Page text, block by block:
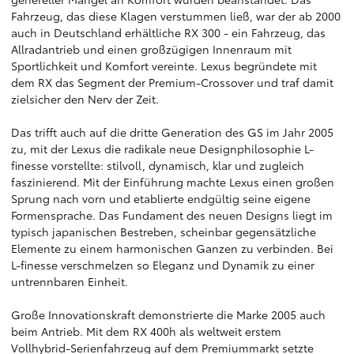
Fahrzeug, das diese Klagen verstummen ließ, war der ab 2000
auch in Deutschland erhältliche RX 300 - ein Fahrzeug, das
Allradantrieb und einen großzügigen Innenraum mit
Sportlichkeit und Komfort vereinte. Lexus begründete mit
dem RX das Segment der Premium-Crossover und traf damit
zielsicher den Nerv der Zeit.
Das trifft auch auf die dritte Generation des GS im Jahr 2005
zu, mit der Lexus die radikale neue Designphilosophie L-
finesse vorstellte: stilvoll, dynamisch, klar und zugleich
faszinierend. Mit der Einführung machte Lexus einen großen
Sprung nach vorn und etablierte endgültig seine eigene
Formensprache. Das Fundament des neuen Designs liegt im
typisch japanischen Bestreben, scheinbar gegensätzliche
Elemente zu einem harmonischen Ganzen zu verbinden. Bei
L-finesse verschmelzen so Eleganz und Dynamik zu einer
untrennbaren Einheit.
Große Innovationskraft demonstrierte die Marke 2005 auch
beim Antrieb. Mit dem RX 400h als weltweit erstem
Vollhybrid-Serienfahrzeug auf dem Premiummarkt setzte